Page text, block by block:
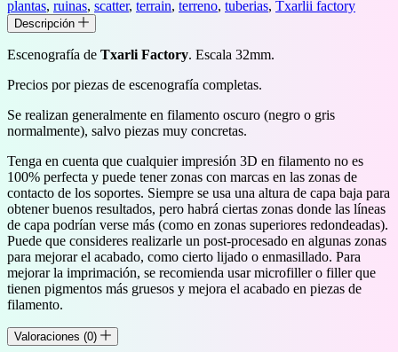
plantas, ruinas, scatter, terrain, terreno, tuberias, Txarlii factory
Descripción
Escenografía de Txarli Factory. Escala 32mm.
Precios por piezas de escenografía completas.
Se realizan generalmente en filamento oscuro (negro o gris
normalmente), salvo piezas muy concretas.
Tenga en cuenta que cualquier impresión 3D en filamento no es
100% perfecta y puede tener zonas con marcas en las zonas de
contacto de los soportes. Siempre se usa una altura de capa baja para
obtener buenos resultados, pero habrá ciertas zonas donde las líneas
de capa podrían verse más (como en zonas superiores redondeadas).
Puede que consideres realizarle un post-procesado en algunas zonas
para mejorar el acabado, como cierto lijado o enmasillado. Para
mejorar la imprimación, se recomienda usar microfiller o filler que
tienen pigmentos más gruesos y mejora el acabado en piezas de
filamento.
Valoraciones (0)